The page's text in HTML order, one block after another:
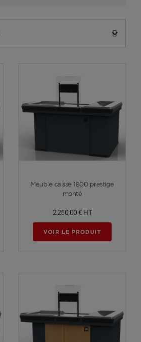

Voir plus
Meuble caisse 1800 prestige
monté
2 250,00 € HT
VOIR LE PRODUIT